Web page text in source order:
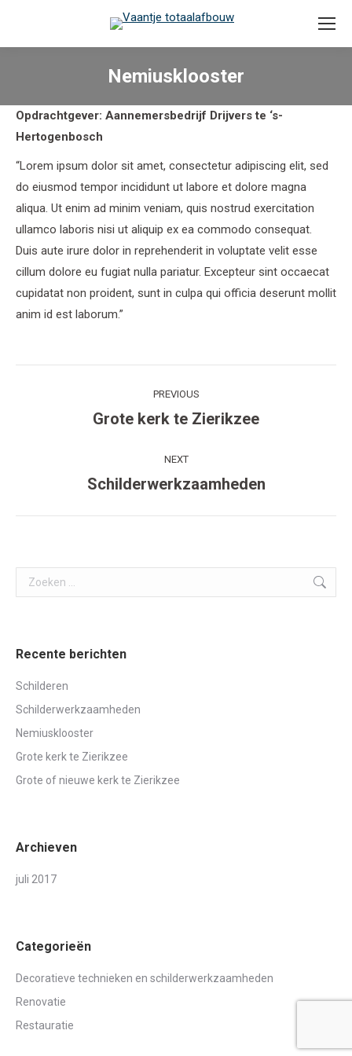
Nemiusklooster
Opdrachtgever: Aannemersbedrijf Drijvers te ‘s-
Hertogenbosch
“Lorem ipsum dolor sit amet, consectetur adipiscing elit, sed
do eiusmod tempor incididunt ut labore et dolore magna
aliqua. Ut enim ad minim veniam, quis nostrud exercitation
ullamco laboris nisi ut aliquip ex ea commodo consequat.
Duis aute irure dolor in reprehenderit in voluptate velit esse
cillum dolore eu fugiat nulla pariatur. Excepteur sint occaecat
cupidatat non proident, sunt in culpa qui officia deserunt mollit
anim id est laborum.”
navigation
PREVIOUS
Previous
Grote kerk te Zierikzee
NEXT
Next
Schilderwerkzaamheden
Search:
Recente berichten
Schilderen
Schilderwerkzaamheden
Nemiusklooster
Grote kerk te Zierikzee
Grote of nieuwe kerk te Zierikzee
Archieven
juli 2017
Categorieën
Decoratieve technieken en schilderwerkzaamheden
Renovatie
Restauratie